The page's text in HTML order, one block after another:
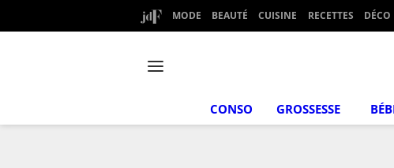
MODE BEAUTÉ CUISINE RECETTES DÉCO
CONSO GROSSESSE